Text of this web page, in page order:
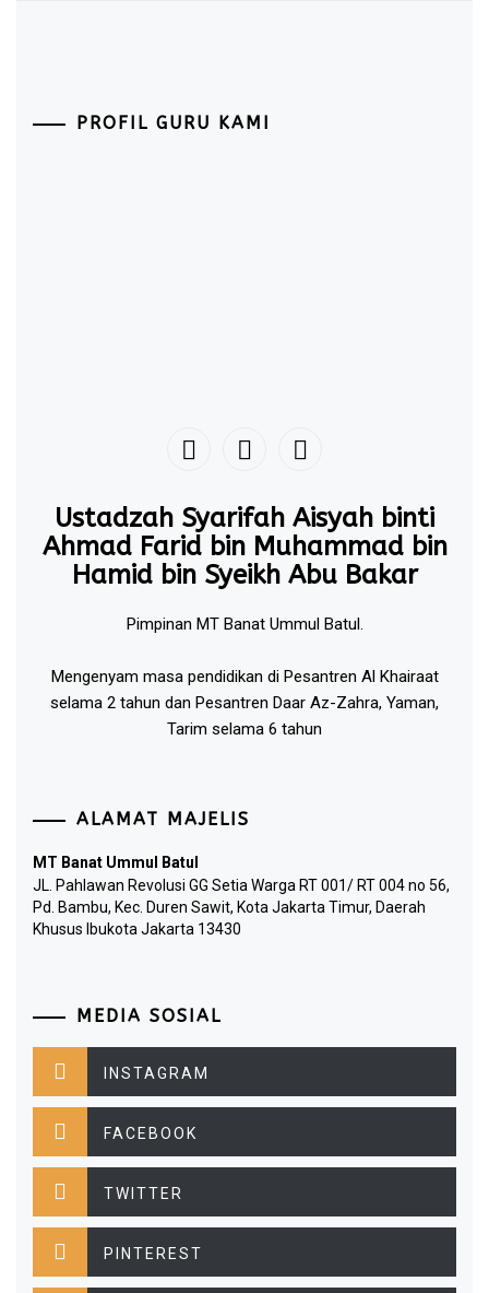
PROFIL GURU KAMI
Ustadzah Syarifah Aisyah binti
Ahmad Farid bin Muhammad bin
Hamid bin Syeikh Abu Bakar
Pimpinan MT Banat Ummul Batul.
Mengenyam masa pendidikan di Pesantren Al Khairaat
selama 2 tahun dan Pesantren Daar Az-Zahra, Yaman,
Tarim selama 6 tahun
ALAMAT MAJELIS
MT Banat Ummul Batul
JL. Pahlawan Revolusi GG Setia Warga RT 001/ RT 004 no 56,
Pd. Bambu, Kec. Duren Sawit, Kota Jakarta Timur, Daerah
Khusus Ibukota Jakarta 13430
MEDIA SOSIAL
INSTAGRAM
FACEBOOK
TWITTER
PINTEREST